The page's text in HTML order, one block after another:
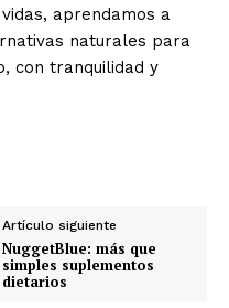
aprendamos a
naturales para
con tranquilidad y
Artículo siguiente
NuggetBlue: más que
simples suplementos
dietarios